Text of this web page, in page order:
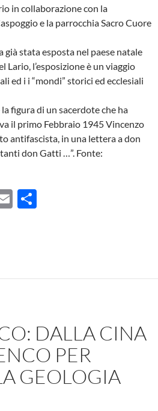
in collaborazione con la
e la parrocchia Sacro Cuore
già stata esposta nel paese natale
Lario, l’esposizione è un viaggio
ed i i “mondi” storici ed ecclesiali
figura di un sacerdote che ha
il primo Febbraio 1945 Vincenzo
antifascista, in una lettera a don
don Gatti …”. Fonte:
E
vi
DALLA CINA
PER
GEOLOGIA